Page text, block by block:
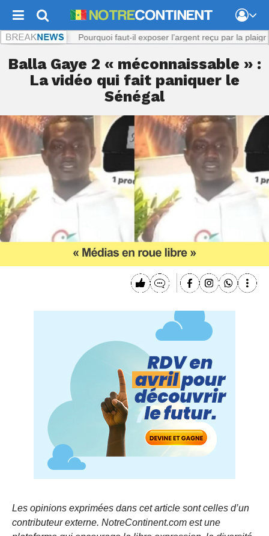
présumé : Pourquoi faut-il exposer l’argent reçu par la plaignante ?
Balla Gaye 2 « méconnaissable » :
La vidéo qui fait paniquer le
Sénégal
Les opinions exprimées dans cet article sont celles d’un
contributeur externe. NotreContinent.com est une